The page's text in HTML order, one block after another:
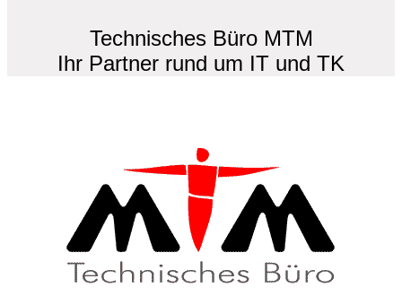
Technisches Büro MTM
Ihr Partner rund um IT und TK